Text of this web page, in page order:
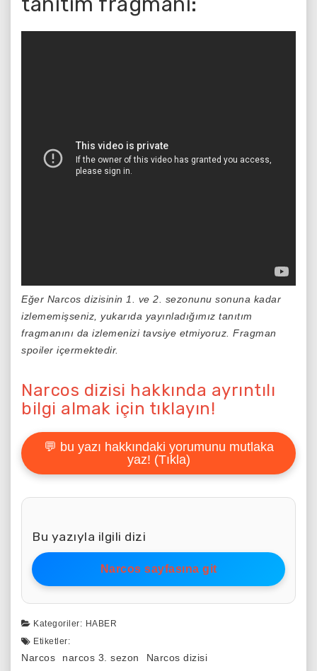
Eğer Narcos dizisinin 1. ve 2. sezonunu sonuna kadar
izlememişseniz, yukarıda yayınladığımız tanıtım
fragmanını da izlemenizi tavsiye etmiyoruz. Fragman
spoiler içermektedir.
Narcos dizisi hakkında ayrıntılı
bilgi almak için tıklayın!
💬 bu yazı hakkındaki yorumunu mutlaka
yaz! (Tıkla)
Bu yazıyla ilgili dizi
Narcos sayfasına git
Kategoriler: HABER
Etiketler:
Narcos narcos 3. sezon
Narcos dizisi